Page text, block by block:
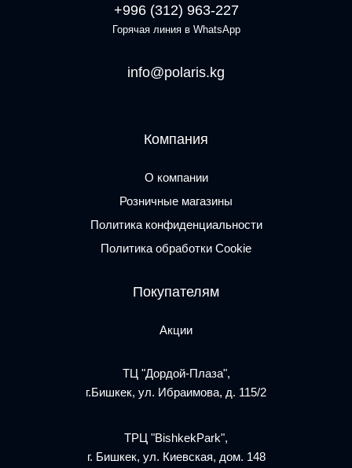
+996 (312) 963-227
Горячая линия в WhatsApp
info@polaris.kg
Компания
О компании
Розничные магазины
Политика конфиденциальности
Политика обработки Cookie
Покупателям
Акции
ТЦ "Дордой-Плаза",
г.Бишкек, ул. Ибраимова, д. 115/2
ТРЦ "BishkekPark",
г. Бишкек, ул. Киевская, дом. 148